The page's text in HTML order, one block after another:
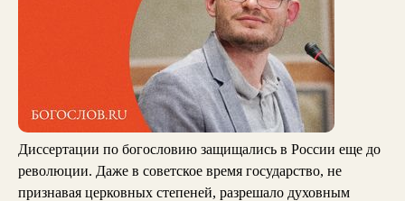
Диссертации по богословию защищались в России еще до
революции. Даже в советское время государство, не
признавая церковных степеней, разрешало духовным